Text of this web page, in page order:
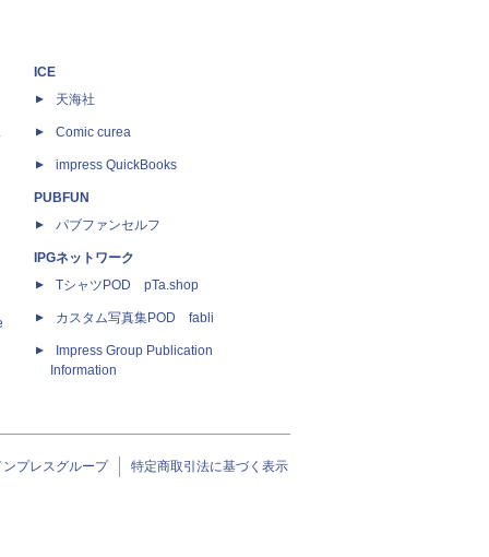
ICE
天海社
Comic curea
impress QuickBooks
PUBFUN
パブファンセルフ
IPGネットワーク
TシャツPOD pTa.shop
カスタム写真集POD fabli
Impress Group Publication
Information
ンプレスグループ 特定商取引法に基づく表示